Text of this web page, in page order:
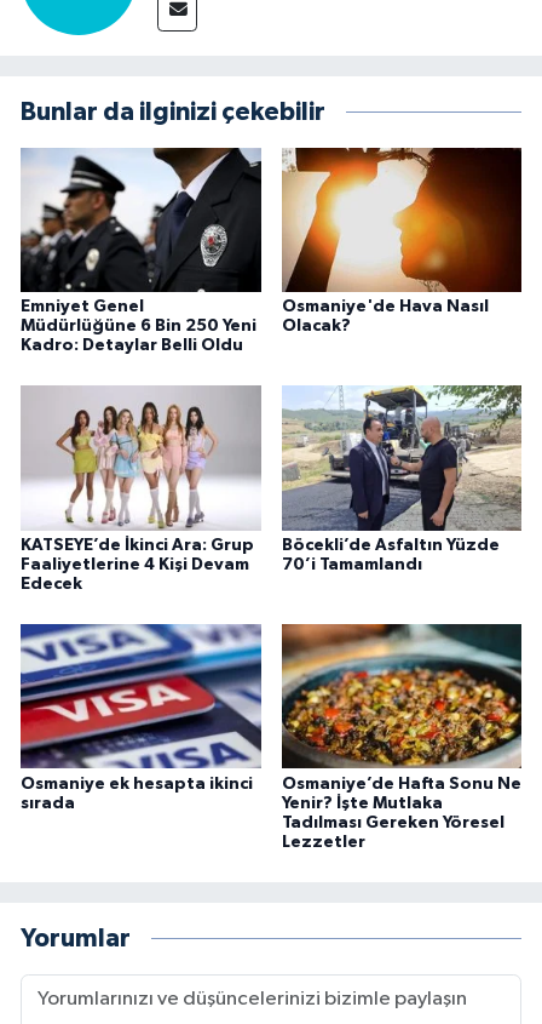
Bunlar da ilginizi çekebilir
Emniyet Genel
Müdürlüğüne 6 Bin 250 Yeni
Kadro: Detaylar Belli Oldu
Osmaniye'de Hava Nasıl
Olacak?
KATSEYE’de İkinci Ara: Grup
Faaliyetlerine 4 Kişi Devam
Edecek
Böcekli’de Asfaltın Yüzde
70’i Tamamlandı
Osmaniye ek hesapta ikinci
sırada
Osmaniye’de Hafta Sonu Ne
Yenir? İşte Mutlaka
Tadılması Gereken Yöresel
Lezzetler
Yorumlar